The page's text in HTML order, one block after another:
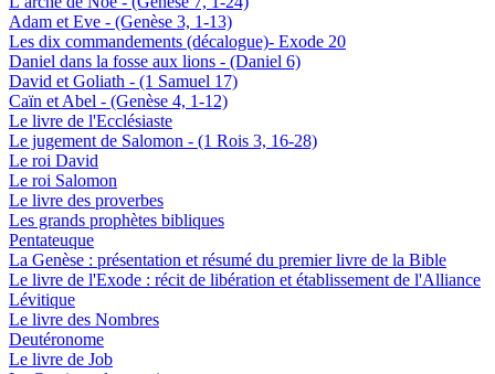
Adam et Eve - (Genèse 3, 1-13)
Les dix commandements (décalogue)- Exode 20
Daniel dans la fosse aux lions - (Daniel 6)
David et Goliath - (1 Samuel 17)
Caïn et Abel - (Genèse 4, 1-12)
Le livre de l'Ecclésiaste
Le jugement de Salomon - (1 Rois 3, 16-28)
Le roi David
Le roi Salomon
Le livre des proverbes
Les grands prophètes bibliques
Pentateuque
La Genèse : présentation et résumé du premier livre de la Bible
Le livre de l'Exode : récit de libération et établissement de l'Alliance
Lévitique
Le livre des Nombres
Deutéronome
Le livre de Job